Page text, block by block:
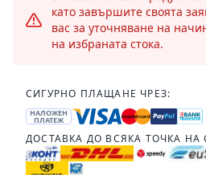
като завършите своята
вас за уточняване на
на избраната стока.
СИГУРНО ПЛАЩАНЕ ЧРЕЗ:
НАЛОЖЕН
ПЛАТЕЖ
ДОСТАВКА ДО ВСЯКА ТОЧКА НА